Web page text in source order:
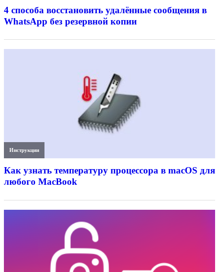
4 способа восстановить удалённые сообщения в
WhatsApp без резервной копии
Инструкции
Как узнать температуру процессора в macOS для
любого MacBook